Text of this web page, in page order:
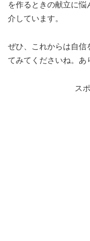
を作るときの献立に
介しています。
ぜひ、これからは自信
てみてくださいね。あ
ス